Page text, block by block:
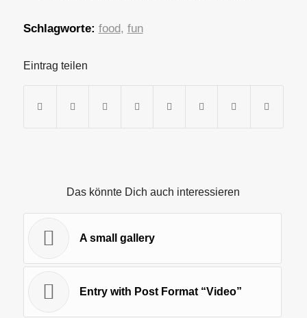
Schlagworte: food, fun
Eintrag teilen
Das könnte Dich auch interessieren
A small gallery
Entry with Post Format “Video”